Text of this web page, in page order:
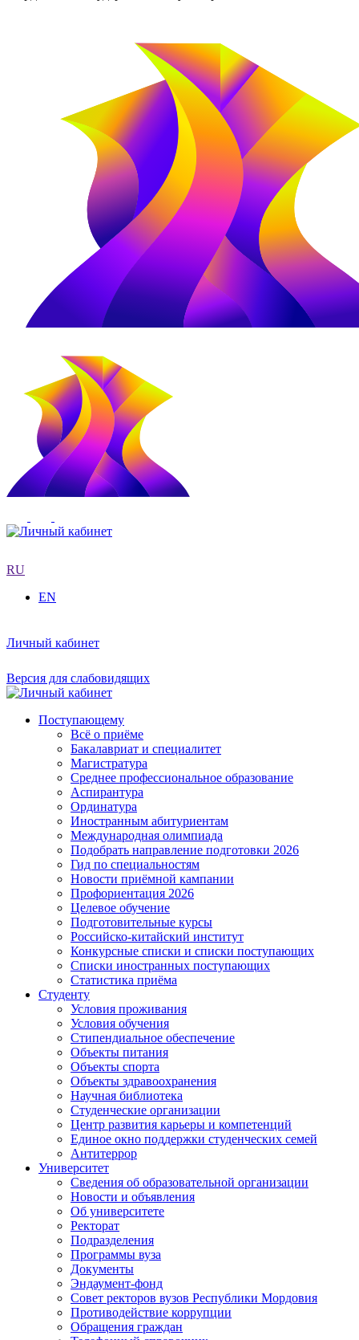
RU
EN
Личный кабинет
Версия для слабовидящих
Поступающему
Всё о приёме
Бакалавриат и специалитет
Магистратура
Среднее профессиональное образование
Аспирантура
Ординатура
Иностранным абитуриентам
Международная олимпиада
Подобрать направление подготовки 2026
Гид по специальностям
Новости приёмной кампании
Профориентация 2026
Целевое обучение
Подготовительные курсы
Российско-китайский институт
Конкурсные списки и списки поступающих
Списки иностранных поступающих
Статистика приёма
Студенту
Условия проживания
Условия обучения
Стипендиальное обеспечение
Объекты питания
Объекты спорта
Объекты здравоохранения
Научная библиотека
Студенческие организации
Центр развития карьеры и компетенций
Единое окно поддержки студенческих семей
Антитеррор
Университет
Сведения об образовательной организации
Новости и объявления
Об университете
Ректорат
Подразделения
Программы вуза
Документы
Эндаумент-фонд
Совет ректоров вузов Республики Мордовия
Противодействие коррупции
Обращения граждан